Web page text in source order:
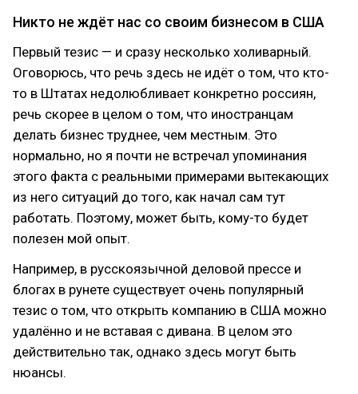
Никто не ждёт нас со своим бизнесом в США
Первый тезис — и сразу несколько холиварный.
Оговорюсь, что речь здесь не идёт о том, что кто-
то в Штатах недолюбливает конкретно россиян,
речь скорее в целом о том, что иностранцам
делать бизнес труднее, чем местным. Это
нормально, но я почти не встречал упоминания
этого факта с реальными примерами вытекающих
из него ситуаций до того, как начал сам тут
работать. Поэтому, может быть, кому-то будет
полезен мой опыт.
Например, в русскоязычной деловой прессе и
блогах в рунете существует очень популярный
тезис о том, что открыть компанию в США можно
удалённо и не вставая с дивана. В целом это
действительно так, однако здесь могут быть
нюансы.